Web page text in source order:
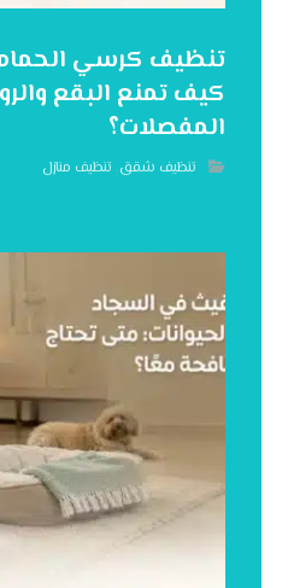
تنظيف كرسي
كيف تمنع البقع
المفصلات؟
تنظيف شقق,تنظيف منازل